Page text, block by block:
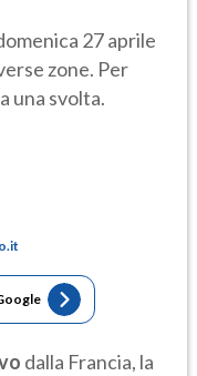
27 aprile
zone. Per
una svolta.
dalla Francia, la